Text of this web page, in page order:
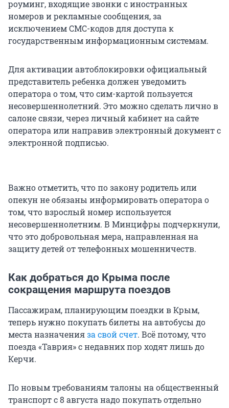
роуминг, входящие звонки с иностранных
номеров и рекламные сообщения, за
исключением СМС-кодов для доступа к
государственным информационным системам.
Для активации автоблокировки официальный
представитель ребенка должен уведомить
оператора о том, что сим-картой пользуется
несовершеннолетний. Это можно сделать лично в
салоне связи, через личный кабинет на сайте
оператора или направив электронный документ с
электронной подписью.
Важно отметить, что по закону родитель или
опекун не обязаны информировать оператора о
том, что взрослый номер используется
несовершеннолетним. В Минцифры подчеркнули,
что это добровольная мера, направленная на
защиту детей от телефонных мошенничеств.
Как добраться до Крыма после
сокращения маршрута поездов
Пассажирам, планирующим поездки в Крым,
теперь нужно покупать билеты на автобусы до
места назначенияза свой счет. Всё потому, что
поезда «Таврия» с недавних пор ходят лишь до
Керчи.
По новым требованиям талоны на общественный
транспорт с 8 августа надо покупать отдельно